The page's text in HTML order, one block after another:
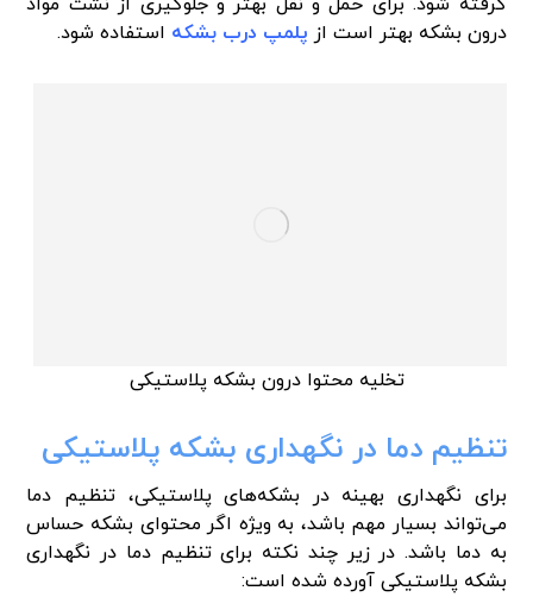
درون بشکه بهتر است از پلمپ درب بشکه استفاده شود.
تخلیه محتوا درون بشکه پلاستیکی
تنظیم دما در نگهداری بشکه پلاستیکی
برای نگهداری بهینه در بشکه‌های پلاستیکی، تنظیم دما
می‌تواند بسیار مهم باشد، به ویژه اگر محتوای بشکه حساس
به دما باشد. در زیر چند نکته برای تنظیم دما در نگهداری
بشکه پلاستیکی آورده شده است: